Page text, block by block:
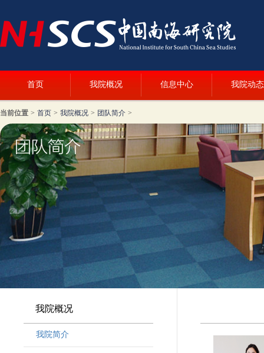
首页 我院概况 信息中心 我院动态
当前位置 > 首页 > 我院概况 > 团队简介 >
我院概况
我院简介